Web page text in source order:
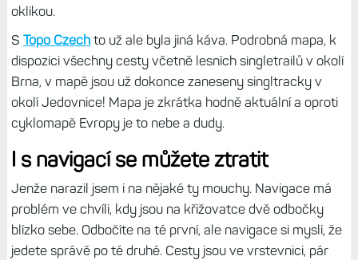
oklikou.
S Topo Czechto už ale byla jiná káva. Podrobná mapa, k
dispozici všechny cesty včetně lesních singletrailů v okolí
Brna, v mapě jsou už dokonce zaneseny singltracky v
okolí Jedovnice! Mapa je zkrátka hodně aktuální a oproti
cyklomapě Evropy je to nebe a dudy.
I s navigací se můžete ztratit
Jenže narazil jsem i na nějaké ty mouchy. Navigace má
problém ve chvíli, kdy jsou na křižovatce dvě odbočky
blízko sebe. Odbočíte na té první, ale navigace si myslí, že
jedete správě po té druhé. Cesty jsou ve vrstevnici, pár